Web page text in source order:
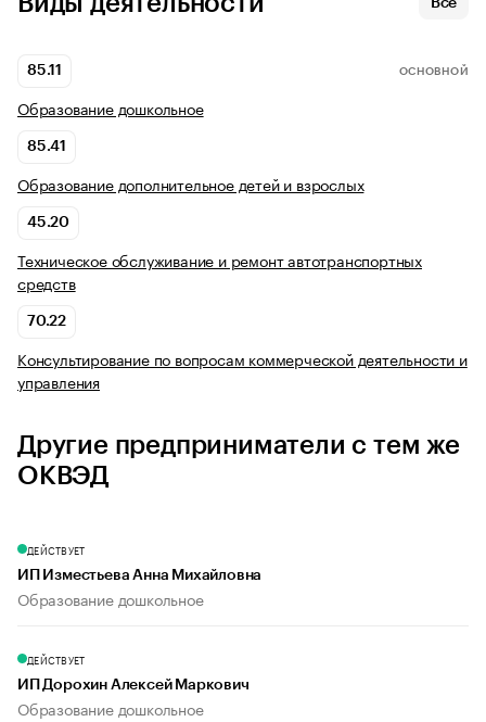
Все
85.11 ОСНОВНОЙ
Образование дошкольное
85.41
Образование дополнительное детей и взрослых
45.20
Техническое обслуживание и ремонт автотранспортных
средств
70.22
Консультирование по вопросам коммерческой деятельности и
управления
Другие предприниматели с тем же
ОКВЭД
ДЕЙСТВУЕТ
ИП Изместьева Анна Михайловна
Образование дошкольное
ДЕЙСТВУЕТ
ИП Дорохин Алексей Маркович
Образование дошкольное